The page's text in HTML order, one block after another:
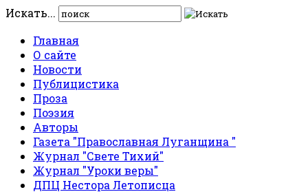
Искать...
Главная
О сайте
Новости
Публицистика
Проза
Поэзия
Авторы
Газета "Православная Луганщина "
Журнал "Свете Тихий"
Журнал "Уроки веры"
ДПЦ Нестора Летописца